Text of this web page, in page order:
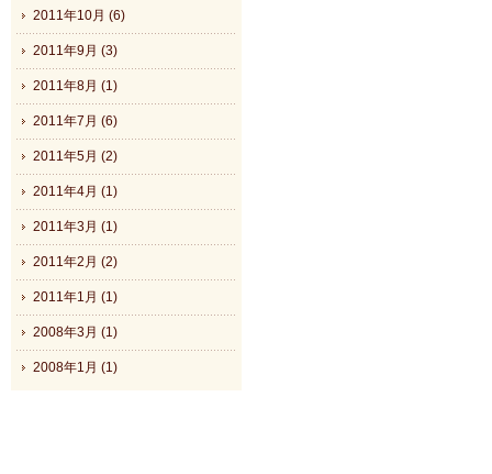
2011年10月 (6)
2011年9月 (3)
2011年8月 (1)
2011年7月 (6)
2011年5月 (2)
2011年4月 (1)
2011年3月 (1)
2011年2月 (2)
2011年1月 (1)
2008年3月 (1)
2008年1月 (1)